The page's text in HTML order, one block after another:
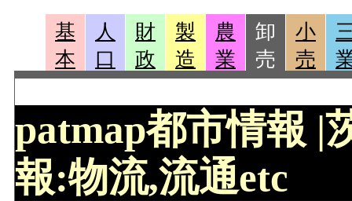
基
本
人
口
財
政
製
造
農
業
卸
売
小
売
patmap都市情報 |
報:物流,流通etc